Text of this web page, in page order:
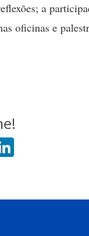
a
oficinas e